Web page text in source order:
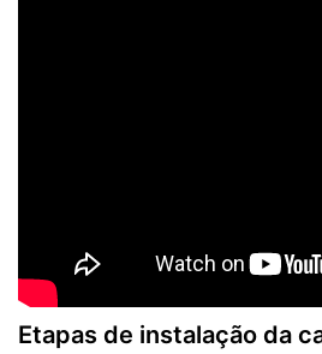
Etapas de instalação da